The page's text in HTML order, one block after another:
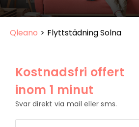
Qleano > Flyttstädning Solna
Kostnadsfri offert
inom 1 minut
Svar direkt via mail eller sms.